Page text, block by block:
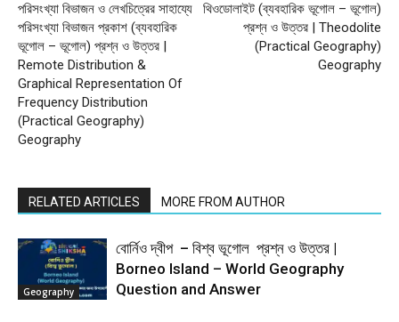
পরিসংখ্যা বিভাজন ও লেখচিত্রের সাহায্যে
পরিসংখ্যা বিভাজন প্রকাশ (ব্যবহারিক
ভূগোল – ভূগোল) প্রশ্ন ও উত্তর |
Remote Distribution &
Graphical Representation Of
Frequency Distribution
(Practical Geography)
Geography
থিওডোলাইট (ব্যবহারিক ভূগোল – ভূগোল)
প্রশ্ন ও উত্তর | Theodolite
(Practical Geography)
Geography
RELATED ARTICLES MORE FROM AUTHOR
Geography
বোর্নিও দ্বীপ – বিশ্ব ভূগোল প্রশ্ন ও উত্তর |
Borneo Island – World Geography
Question and Answer